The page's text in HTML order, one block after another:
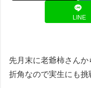
LINE
先月末に老爺柿さんか
折角なので実生にも挑